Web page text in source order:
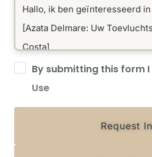
By submitting this form
Use
Request